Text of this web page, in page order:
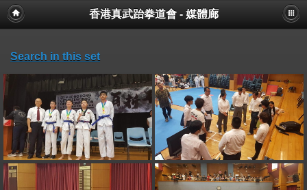
香港真武跆拳道會 - 媒體廊
Search in this set